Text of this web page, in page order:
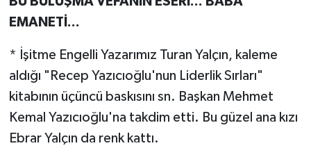
EMANETİ...
* İşitme Engelli Yazarımız Turan Yalçın, kaleme
aldığı "Recep Yazıcıoğlu'nun Liderlik Sırları"
kitabının üçüncü baskısını sn. Başkan Mehmet
Kemal Yazıcıoğlu'na takdim etti. Bu güzel ana kızı
Ebrar Yalçın da renk kattı.